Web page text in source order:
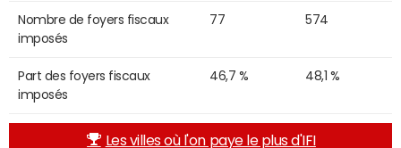
Nombre de foyers fiscaux
imposés
77 574
Part des foyers fiscaux
imposés
46,7 % 48,1 %
Les villes où l'on paye le plus d'IFI